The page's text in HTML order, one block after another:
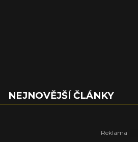
NEJNOVĚJŠÍ ČLÁNKY